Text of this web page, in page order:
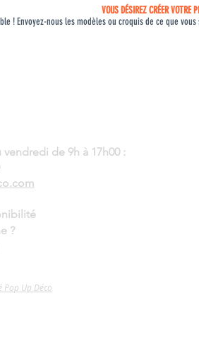
VOUS DÉSIREZ CRÉER VOTRE
! Envoyez-nous les modèles ou croquis de ce que
de 9h à 17h00 :
?
Up Déco